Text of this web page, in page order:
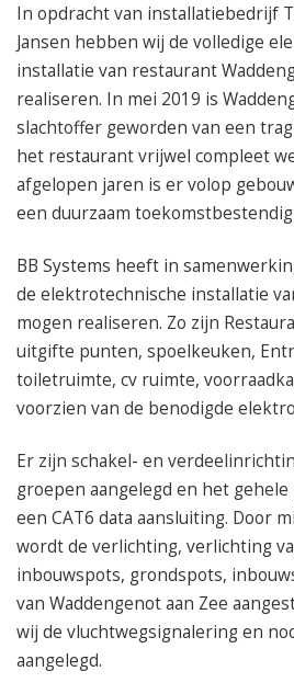
In opdracht van installatiebedrijf
Jansen hebben wij de volledige
installatie van restaurant
realiseren. In mei 2019 is
slachtoffer geworden van een
het restaurant vrijwel compleet
afgelopen jaren is er volop
een duurzaam
BB Systems heeft in
de elektrotechnische installatie
mogen realiseren. Zo zijn
uitgifte punten, spoelkeuken,
toiletruimte, cv ruimte,
voorzien van de benodigde
Er zijn schakel- en
groepen aangelegd en het
een CAT6 data aansluiting. Door
wordt de verlichting, verlichting
inbouwspots, grondspots,
van Waddengenot aan Zee
wij de vluchtwegsignalering en
aangelegd.